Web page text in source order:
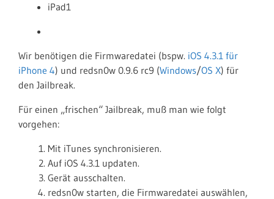
iPad1
Wir benötigen die Firmwaredatei (bspw. iOS 4.3.1 für
iPhone 4) und redsn0w 0.9.6 rc9 (Windows/OS X) für
den Jailbreak.
Für einen „frischen“ Jailbreak, muß man wie folgt
vorgehen:
Mit iTunes synchronisieren.
Auf iOS 4.3.1 updaten.
Gerät ausschalten.
redsn0w starten, die Firmwaredatei auswählen,